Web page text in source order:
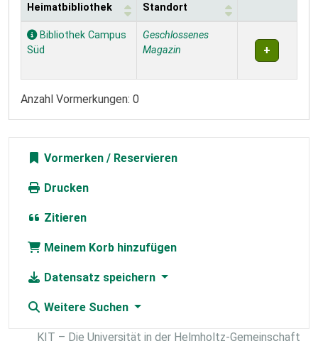
Exemplare
Heimatbibliothek Standort
Bibliothek Campus
Süd
Geschlossenes
Magazin
Anzahl Vormerkungen: 0
Vormerken
Drucken
Zitieren
Meinem Korb hinzufügen
Datensatz speichern
Weitere Suchen
KIT – Die Universität in der Helmholtz-Gemeinschaft